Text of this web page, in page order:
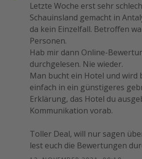
Letzte Woche erst sehr
Schauinsland gemacht in
da kein Einzelfall. Betroffen
Personen.
Hab mir dann Online-
durchgelesen. Nie wieder.
Man bucht ein Hotel und wird
einfach in ein günstigeres
Erklärung, das Hotel du
Kommunikation vorab.
Toller Deal, will nur sagen
lest euch die Bewertungen